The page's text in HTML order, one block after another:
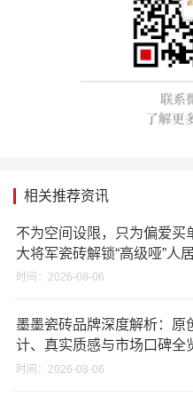
相关推荐资讯
不为空间设限，只为偏爱买
大将军瓷砖解锁“高级哑”人
时间：2026-08-06
墨墨瓷砖品牌深度解析：原
计、真实质感与市场口碑全
时间：2026-08-06